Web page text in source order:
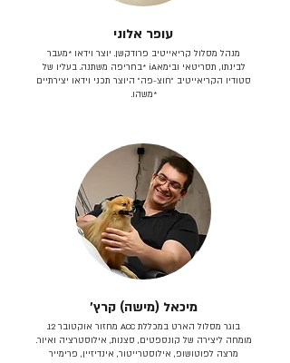
עופר אלוני
מנהל מסלול קריאייטיב פרודקשן. יוצר וידאו *מעבר
לבינתו, תסריטאי וב​ימאiA‎ *בחריפה משתנה. בעליו של
סטודיו הקריאייטיב ״חוצ-פה״ היוצר תכני וידאו יצירתיים
*משהו.
מיכאל (מישה) קרץ׳
בוגר מסלול הארט במכללת ACC מחזור אוקטובר 12.
מומחה ליצירה של קונספטים, סצנות, אילוסטרציה ואיור.
מרצה לפוטושופ, אילוסטרייטור, אינדיזיין, פרימייר